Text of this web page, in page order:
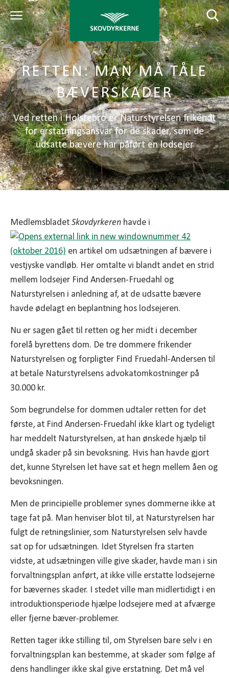
RETTEN: MAN MÅ TÅLE
BÆVERSKADER
Ved retten i Holstebro er Naturstyrelsen frikendt
for erstatningsansvar for de skader, som de
udsatte bævere har påført en lodsejer
Medlemsbladet Skovdyrkeren havde i
nummer 42
(oktober 2016) en artikel om udsætningen af bævere i
vestjyske vandløb. Her omtalte vi blandt andet en strid
mellem lodsejer Find Andersen-Fruedahl og
Naturstyrelsen i anledning af, at de udsatte bævere
havde ødelagt en beplantning hos lodsejeren.
Nu er sagen gået til retten og her midt i december
forelå byrettens dom. De tre dommere frikender
Naturstyrelsen og forpligter Find Fruedahl-Andersen til
at betale Naturstyrelsens advokatomkostninger på
30.000 kr.
Som begrundelse for dommen udtaler retten for det
første, at Find Andersen-Fruedahl ikke klart og tydeligt
har meddelt Naturstyrelsen, at han ønskede hjælp til
undgå skader på sin bevoksning. Hvis han havde gjort
det, kunne Styrelsen let have sat et hegn mellem åen og
bevoksningen.
Men de principielle problemer synes dommerne ikke at
tage fat på. Man henviser blot til, at Naturstyrelsen har
fulgt de retningslinier, som Naturstyrelsen selv havde
sat op for udsætningen. Idet Styrelsen fra starten
vidste, at udsætningen ville give skader, havde man i sin
forvaltningsplan anført, at ikke ville erstatte lodsejerne
for bævernes skader. I stedet ville man midlertidigt i en
introduktionsperiode hjælpe lodsejere med at afværge
eller fjerne bæver-problemer.
Retten tager ikke stilling til, om Styrelsen bare selv i en
forvaltningsplan kan bestemme, at skader som følge af
dens handlinger ikke skal give erstatning. Det må vel